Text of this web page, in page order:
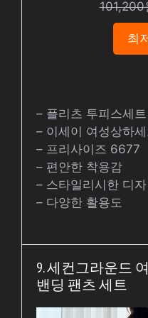
101,200
최
– 플리츠 투피스세
– 이세이 여성상하
– 프리사이즈 6677
– 편안한 착용감
– 스타일리시한 디자
– 다양한 활용도
9. 세컨그라운드
밴딩 팬츠 세트